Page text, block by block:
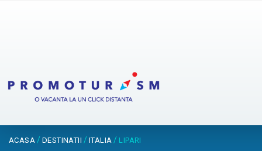
ACASA / DESTINATII / ITALIA / LIPARI